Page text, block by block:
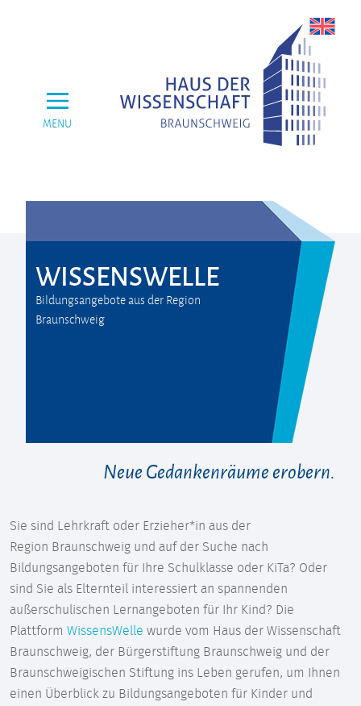
MENU
WISSENSWELLE
Bildungsangebote aus der Region
Braunschweig
Neue Gedankenräume erobern.
Sie sind Lehrkraft oder Erzieher*in aus der
Region Braunschweig und auf der Suche nach
Bildungsangeboten für Ihre Schulklasse oder KiTa? Oder
sind Sie als Elternteil interessiert an spannenden
außerschulischen Lernangeboten für Ihr Kind? Die
Plattform WissensWelle wurde vom Haus der Wissenschaft
Braunschweig, der Bürgerstiftung Braunschweig und der
Braunschweigischen Stiftung ins Leben gerufen, um Ihnen
einen Überblick zu Bildungsangeboten für Kinder und